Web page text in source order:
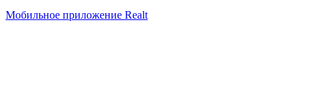
Мобильное приложение Realt